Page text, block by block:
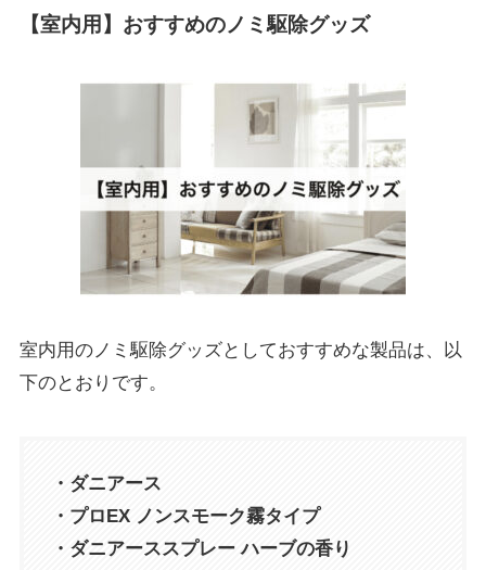
【室内用】おすすめのノミ駆除グッズ
室内用のノミ駆除グッズとしておすすめな製品は、以
下のとおりです。
・ダニアース
・プロEX ノンスモーク霧タイプ
・ダニアーススプレー ハーブの香り